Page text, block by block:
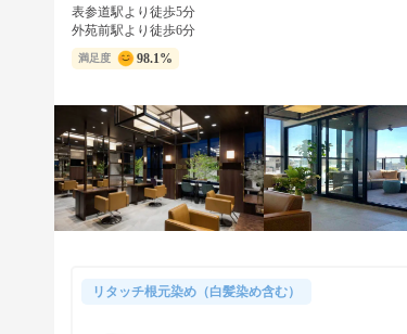
表参道駅より徒歩5分
外苑前駅より徒歩6分
満足度 98.1%
リタッチ根元染め（白髪染め含む）